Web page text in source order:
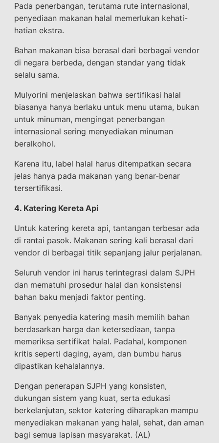
Pada penerbangan, terutama rute internasional,
penyediaan makanan halal memerlukan kehati-
hatian ekstra.
Bahan makanan bisa berasal dari berbagai vendor
di negara berbeda, dengan standar yang tidak
selalu sama.
Mulyorini menjelaskan bahwa sertifikasi halal
biasanya hanya berlaku untuk menu utama, bukan
untuk minuman, mengingat penerbangan
internasional sering menyediakan minuman
beralkohol.
Karena itu, label halal harus ditempatkan secara
jelas hanya pada makanan yang benar-benar
tersertifikasi.
4. Katering Kereta Api
Untuk katering kereta api, tantangan terbesar ada
di rantai pasok. Makanan sering kali berasal dari
vendor di berbagai titik sepanjang jalur perjalanan.
Seluruh vendor ini harus terintegrasi dalam SJPH
dan mematuhi prosedur halal dan konsistensi
bahan baku menjadi faktor penting.
Banyak penyedia katering masih memilih bahan
berdasarkan harga dan ketersediaan, tanpa
memeriksa sertifikat halal. Padahal, komponen
kritis seperti daging, ayam, dan bumbu harus
dipastikan kehalalannya.
Dengan penerapan SJPH yang konsisten,
dukungan sistem yang kuat, serta edukasi
berkelanjutan, sektor katering diharapkan mampu
menyediakan makanan yang halal, sehat, dan aman
bagi semua lapisan masyarakat. (AL)